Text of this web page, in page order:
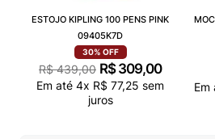
ESTOJO KIPLING 100 PENS PINK
09405K7D
30% OFF
R$ 439,00 R$ 309,00
Em até 4x R$ 77,25 sem
juros
Em